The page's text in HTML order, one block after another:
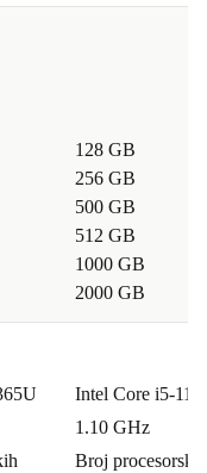
128 GB
256 GB
500 GB
512 GB
1000 GB
2000 GB
Intel Core i5-
1.10 GHz
Broj procesorskih